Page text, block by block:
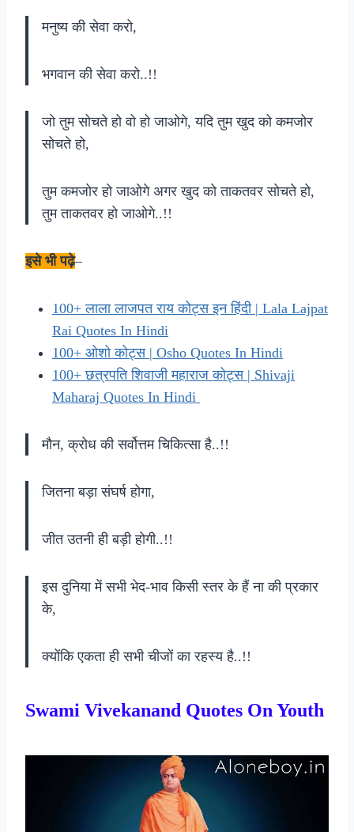
मनुष्य की सेवा करो,
भगवान की सेवा करो..!!
जो तुम सोचते हो वो हो जाओगे, यदि तुम खुद को कमजोर
सोचते हो,
तुम कमजोर हो जाओगे अगर खुद को ताकतवर सोचते हो,
तुम ताकतवर हो जाओगे..!!
इसे भी पढ़े–
100+ लाला लाजपत राय कोट्स इन हिंदी | Lala Lajpat
Rai Quotes In Hindi
100+ ओशो कोट्स | Osho Quotes In Hindi
100+ छत्रपति शिवाजी महाराज कोट्स | Shivaji
Maharaj Quotes In Hindi
मौन, क्रोध की सर्वोत्तम चिकित्सा है..!!
जितना बड़ा संघर्ष होगा,
जीत उतनी ही बड़ी होगी..!!
इस दुनिया में सभी भेद-भाव किसी स्तर के हैं ना की प्रकार
के,
क्योंकि एकता ही सभी चीजों का रहस्य है..!!
Swami Vivekanand Quotes On Youth